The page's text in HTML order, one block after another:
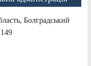
Болградський